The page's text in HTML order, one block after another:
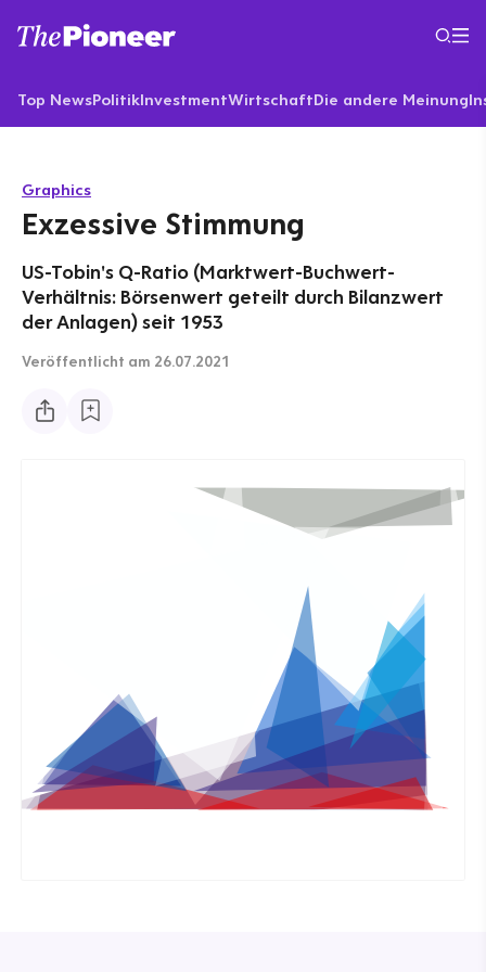
Top NewsPolitikInvestmentWirtschaftDie andere Meinung
Graphics
Exzessive Stimmung
US-Tobin's Q-Ratio (Marktwert-Buchwert-
Verhältnis: Börsenwert geteilt durch Bilanzwert
der Anlagen) seit 1953
Veröffentlicht am 26.07.2021